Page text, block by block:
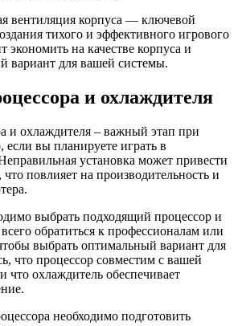
вентиляция корпуса — ключевой
тихого и эффективного игрового
на качестве корпуса и
вариант для вашей системы.
и охлаждителя
и охлаждителя – важный этап при
вы планируете играть в
установка может привести
повлияет на производительность и
выбрать подходящий процессор и
обратиться к профессионалам или
выбрать оптимальный вариант для
что процессор совместим с вашей
что охлаждитель обеспечивает
необходимо подготовить